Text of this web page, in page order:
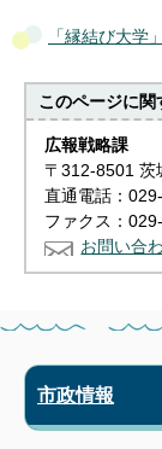
「縁結び大学」
このページに関
広報戦略課
〒312-8501 茨
直通電話：
ファクス：
お問い合
市政情報